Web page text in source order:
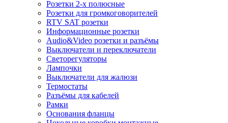
Розетки 2-х полюсные
Розетки для громкоговорителей
RTV SAT розетки
Информационные розетки
Audio&Video розетки и разъёмы
Выключатели и переключатели
Светорегуляторы
Лампочки
Выключатели для жалюзи
Термостаты
Разъёмы для кабелей
Рамки
Основания фланцы